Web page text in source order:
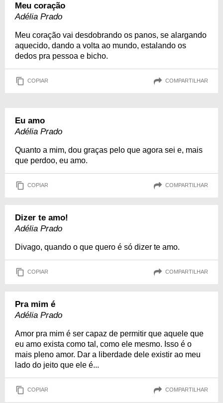
Meu coração
Adélia Prado
Meu coração vai desdobrando os panos, se alargando
aquecido, dando a volta ao mundo, estalando os
dedos pra pessoa e bicho.
COPIAR COMPARTILHAR
Eu amo
Adélia Prado
Quanto a mim, dou graças pelo que agora sei e, mais
que perdoo, eu amo.
COPIAR COMPARTILHAR
Dizer te amo!
Adélia Prado
Divago, quando o que quero é só dizer te amo.
COPIAR COMPARTILHAR
Pra mim é
Adélia Prado
Amor pra mim é ser capaz de permitir que aquele que
eu amo exista como tal, como ele mesmo. Isso é o
mais pleno amor. Dar a liberdade dele existir ao meu
lado do jeito que ele é...
COPIAR COMPARTILHAR